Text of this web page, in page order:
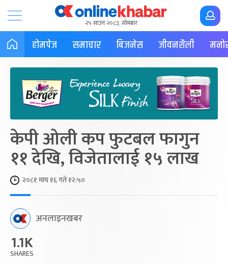
२५ साउन २०८३, सोमबार
होमपेज समाचार बिजनेस जीवनशैली
केपी ओली कप फुटबल फागुन
११ देखि, विजेतालाई १५ लाख
२०८१ माघ १६ गते १२:५०
अनलाइनखबर
1.1K
SHARES